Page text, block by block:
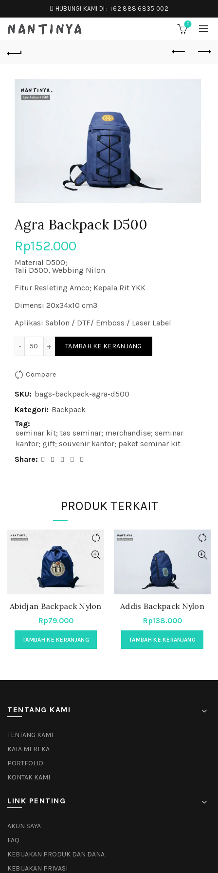
HUBUNGI KAMI DI :+62 888 6835 002
0
Agra Backpack D500
Rp152.000
Material D500;
Tali D500, Webbing Nilon
Fitur Resleting Amco; Kepala Rit YKK
Dimensi 20x34x10 cm3
Aplikasi Sablon / DTF/ Emboss / Laser Label
Kuantitas Agra Backpack D500
TAMBAH KE KERANJANG
Compare
SKU: bags-backpack-agra-d500
Kategori: Backpack
Tag:
seminar kit; tas seminar; merchandise; seminar
kantor; gift; souvenir kantor; paket seminar kit
Share
PRODUK TERKAIT
Abidjan Backpack Nylon
Rp79.000
TAMBAH KE KERANJANG
Addis Backpack Nylon
Rp138.000
TAMBAH KE KERANJANG
TENTANG KAMI
TENTANG KAMI
KATA MEREKA
PORTFOLIO
KONTAK KAMI
LINK PENTING
AKUN SAYA
FAQ
KEBIJAKAN PRODUK DAN DANA
KEBIJAKAN PRIVASI